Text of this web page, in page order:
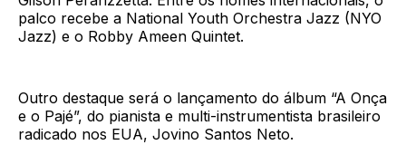
palco recebe a National Youth Orchestra Jazz (NYO
Jazz) e o Robby Ameen Quintet.
Outro destaque será o lançamento do álbum “A Onça
e o Pajé”, do pianista e multi-instrumentista brasileiro
radicado nos EUA, Jovino Santos Neto.